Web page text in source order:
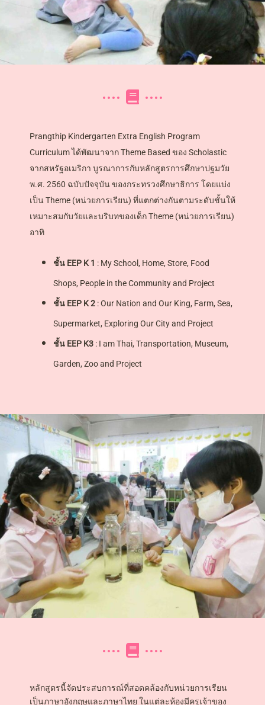
Prangthip Kindergarten Extra English Program
Curriculum ได้พัฒนาจาก Theme Based ของ Scholastic
จากสหรัฐอเมริกา บูรณาการกับหลักสูตรการศึกษาปฐมวัย
พ.ศ. 2560 ฉบับปัจจุบัน ของกระทรวงศึกษาธิการ โดยแบ่ง
เป็น Theme (หน่วยการเรียน) ที่แตกต่างกันตามระดับชั้นให้
เหมาะสมกับวัยและบริบทของเด็ก Theme (หน่วยการเรียน)
อาทิ
ชั้น EEP K 1 : My School, Home, Store, Food
Shops, People in the Community and Project
ชั้น EEP K 2 : Our Nation and Our King, Farm, Sea,
Supermarket, Exploring Our City and Project
ชั้น EEP K3 : I am Thai, Transportation, Museum,
Garden, Zoo and Project
หลักสูตรนี้จัดประสบการณ์ที่สอดคล้องกับหน่วยการเรียน
เป็นภาษาอังกฤษและภาษาไทย ในแต่ละห้องมีครูเจ้าของ